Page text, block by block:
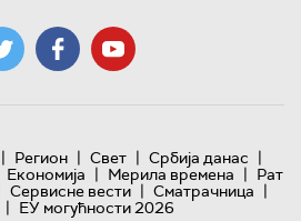
| Регион | Свет | Србија данас |
Економија | Мерила времена | Рат
Сервисне вести | Сматрачница |
| ЕУ могућности 2026